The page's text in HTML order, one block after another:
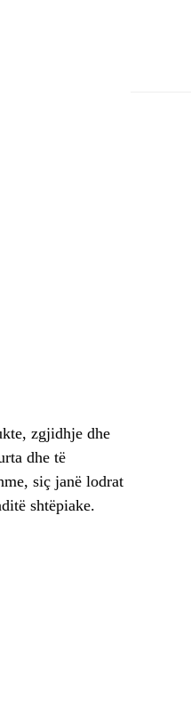
zgjidhje dhe
dhe të
siç janë lodrat
shtëpiake.